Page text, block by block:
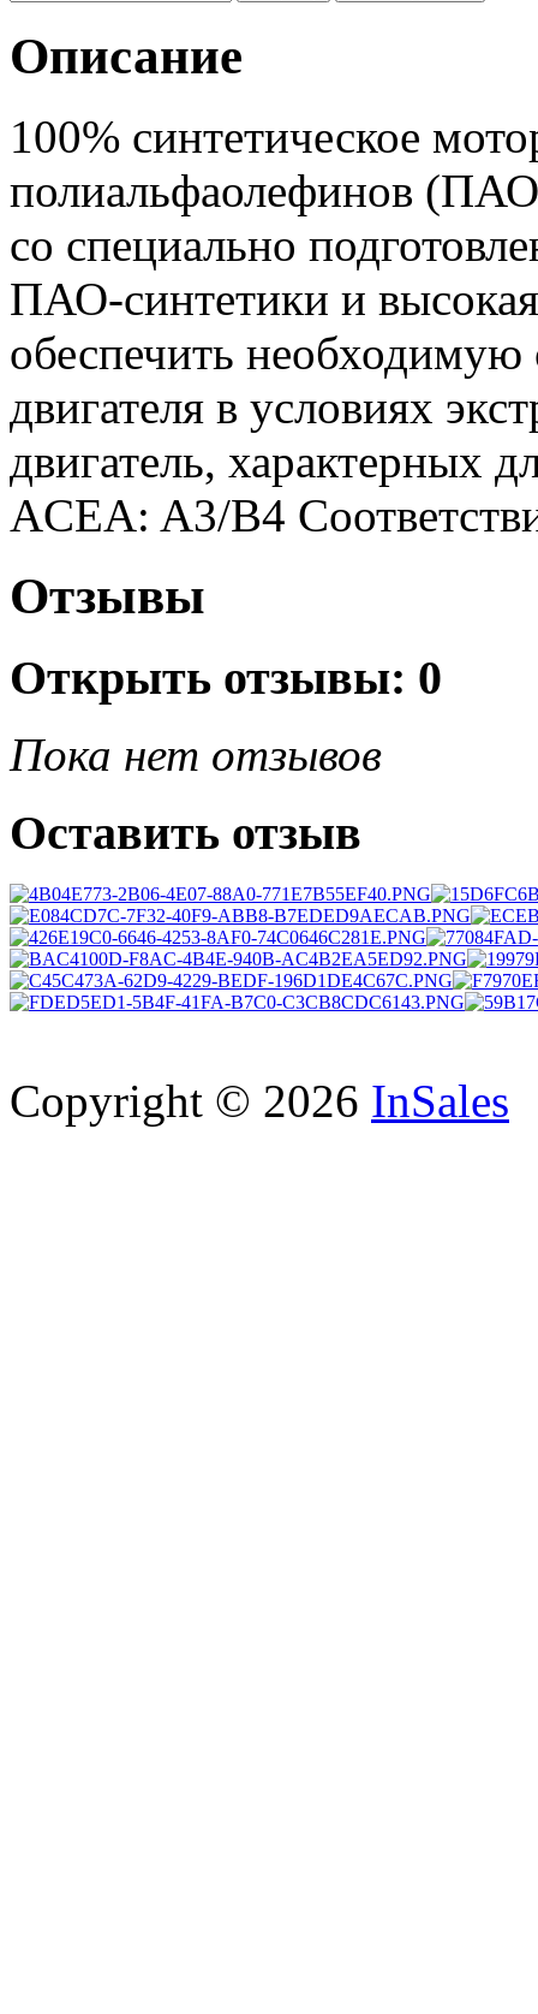
Описание
100% синтетическое
полиальфаолефинов
со специально
ПАО-синтетики и
обеспечить необходимую
двигателя в условиях
двигатель, характерных
ACEA: A3/B4
Отзывы
Открыть отзывы: 0
Пока нет отзывов
Оставить отзыв
Copyright © 2026 InSales